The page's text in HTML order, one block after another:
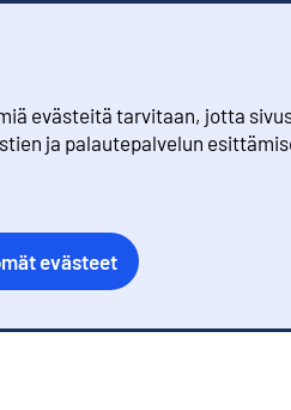
evästeitä tarvitaan, jotta
ja palautepalvelun
evästeet